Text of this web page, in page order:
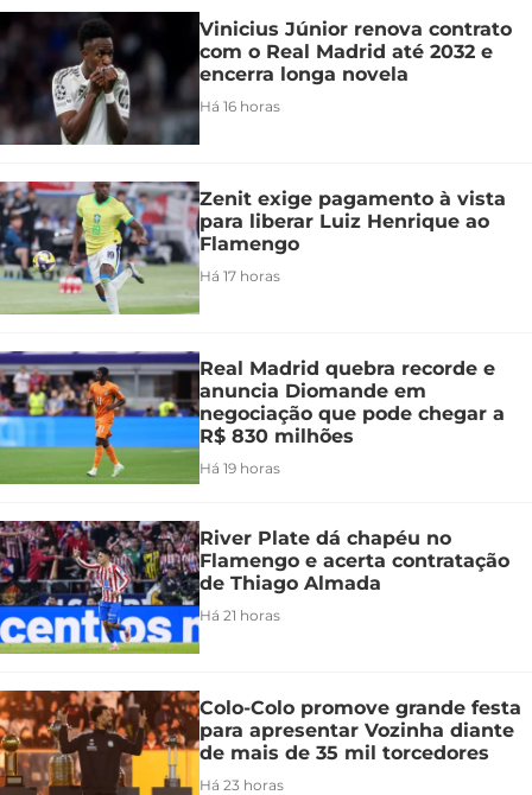
Vinicius Júnior renova contrato
com o Real Madrid até 2032 e
encerra longa novela
Há 16 horas
Zenit exige pagamento à vista
para liberar Luiz Henrique ao
Flamengo
Há 17 horas
Real Madrid quebra recorde e
anuncia Diomande em
negociação que pode chegar a
R$ 830 milhões
Há 19 horas
River Plate dá chapéu no
Flamengo e acerta contratação
de Thiago Almada
Há 21 horas
Colo-Colo promove grande festa
para apresentar Vozinha diante
de mais de 35 mil torcedores
Há 23 horas